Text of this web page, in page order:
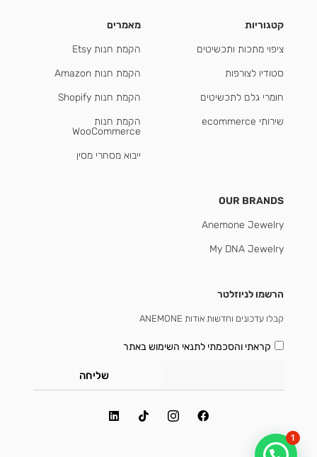
קטגוריות
ציפוי מתכות ותכשיטים
סטודיו לצורפות
חומרי גלם לתכשיטים
שירותי ecommerce
מאמרים
הקמת חנות Etsy
הקמת חנות Amazon
הקמת חנות Shopify
הקמת חנות
WooCommerce
ייבוא מסחרי מסין
OUR BRANDS
Anemone Jewelry
My DNA Jewelry
הרשמו לניוזלטר
קבלו עדכונים וחדשות אודות ANEMONE
קראתי והסכמתילתנאי השימוש באתר
שליחה
1